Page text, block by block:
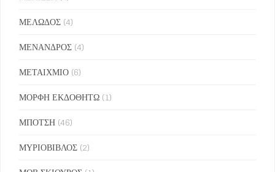
ΜΕΛΩΔΟΣ (4)
ΜΕΝΑΝΔΡΟΣ (4)
ΜΕΤΑΙΧΜΙΟ (6)
ΜΟΡΦΗ ΕΚΔΟΘΗΤΩ (1)
ΜΠΟΤΣΗ (46)
ΜΥΡΙΟΒΙΒΛΟΣ (2)